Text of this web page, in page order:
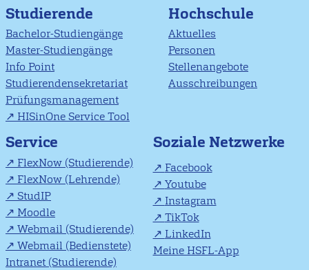
Studierende
Bachelor-Studiengänge
Master-Studiengänge
Info Point
Studierendensekretariat
Prüfungsmanagement
HISinOne Service Tool
Hochschule
Aktuelles
Personen
Stellenangebote
Ausschreibungen
Service
FlexNow (Studierende)
FlexNow (Lehrende)
StudIP
Moodle
Webmail (Studierende)
Webmail (Bedienstete)
Intranet (Studierende)
Soziale Netzwerke
Facebook
Youtube
Instagram
TikTok
LinkedIn
Meine HSFL-App